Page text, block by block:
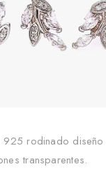
925 rodinado
transparentes.